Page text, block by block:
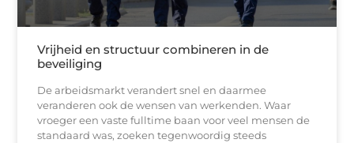
Vrijheid en structuur combineren in de
beveiliging
De arbeidsmarkt verandert snel en daarmee
veranderen ook de wensen van werkenden. Waar
vroeger een vaste fulltime baan voor veel mensen de
standaard was, zoeken tegenwoordig steeds